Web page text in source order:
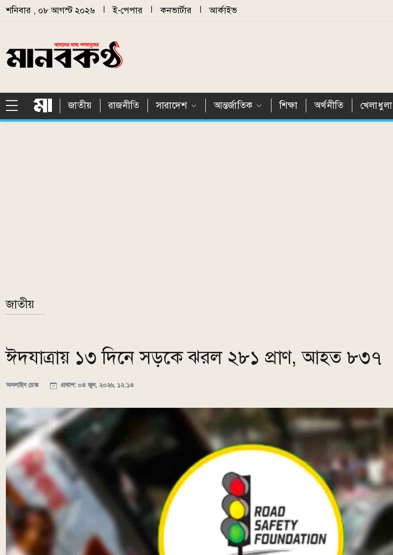
Skip to main content
শনিবার , ০৮ আগস্ট ২০২৬ ই-পেপার কনভার্টার আর্কাইভ
জাতীয় রাজনীতি সারাদেশ আন্তর্জাতিক শিক্ষা অর্থনীতি খেলাধুলা
জাতীয়
ঈদযাত্রায় ১৩ দিনে সড়কে ঝরল ২৮১ প্রাণ, আহত ৮৩৭
অনলাইন ডেস্ক প্রকাশ: ০৪ জুন, ২০২৬, ১২:১৪